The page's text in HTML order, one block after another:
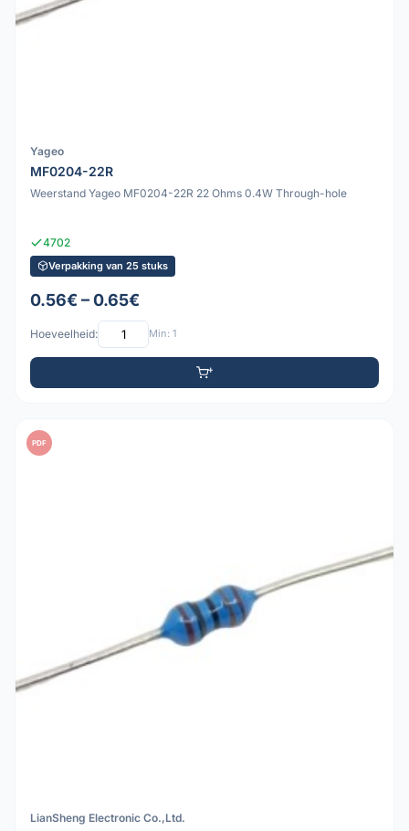
Yageo
MF0204-22R
Weerstand Yageo MF0204-22R 22 Ohms 0.4W Through-hole
4702
Verpakking van 25 stuks
0.56€ – 0.65€
Hoeveelheid: Min: 1
PDF
LianSheng Electronic Co.,Ltd.